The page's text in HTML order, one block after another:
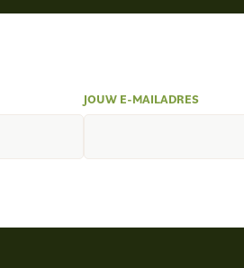
JOUW E-MAILADRES